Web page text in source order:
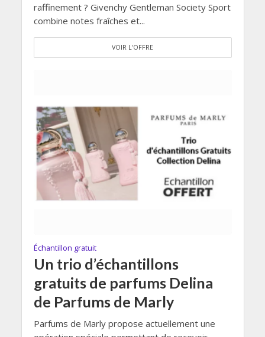
raffinement ? Givenchy Gentleman Society Sport
combine notes fraîches et...
VOIR L'OFFRE
Échantillon gratuit
Un trio d’échantillons
gratuits de parfums Delina
de Parfums de Marly
Parfums de Marly propose actuellement une